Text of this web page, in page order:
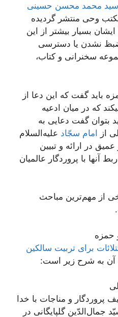
سید محمد محسن حسینی
وحی منتشر گردیده
بسیار بیشتر از این
ضبظ نشدن یا دسترسی
سخنرانی و کتاب،
باید گفت که این دعا از
که در میان ادعیه
بتوان گفت دعایی به
از امام سجّاد علیه‌السلام
در ارائه و تبیین
آنها با پروردگار عالمیان
از مهم‌ترین مباحث
حمزه
برای تربیت سالکین
آن به شرح زیر است:
پروردگار و مناجات با خدا
جمال‌الدّین گلپایگانی در